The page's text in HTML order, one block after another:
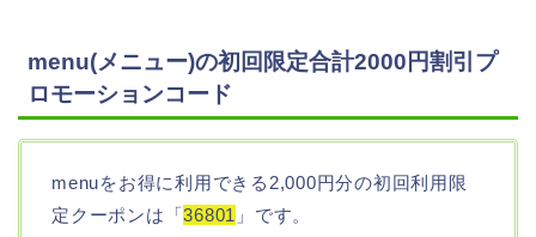
menu(メニュー)の初回限定合計2000円割引プ
ロモーションコード
menuをお得に利用できる2,000円分の初回利用限
定クーポンは「36801 」です。